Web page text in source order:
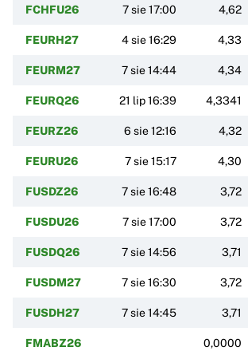
FCHFU26 7 sie 17:00 4,62
FEURH27 4 sie 16:29 4,33
FEURM27 7 sie 14:44 4,34
FEURQ26 21 lip 16:39 4,3341
FEURZ26 6 sie 12:16 4,32
FEURU26 7 sie 15:17 4,30
FUSDZ26 7 sie 16:48 3,72
FUSDU26 7 sie 17:00 3,72
FUSDQ26 7 sie 14:56 3,71
FUSDM27 7 sie 16:30 3,72
FUSDH27 7 sie 14:45 3,71
FMABZ26 0,0000